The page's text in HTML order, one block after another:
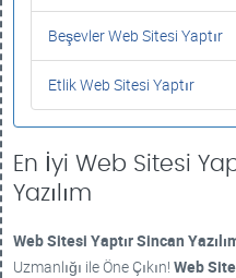
Beşevler Web Sitesi Yaptır
Etlik Web Sitesi Yaptır
En İyi Web Sitesi
Yazılım
Web Sitesi YaptırSincan
Uzmanlığı ile Öne Çıkın! Web